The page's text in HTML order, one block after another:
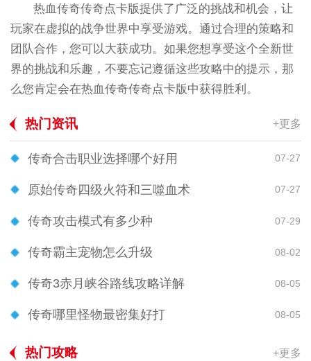
热血传奇传奇点卡版提供了广泛的挑战和机会，让
玩家在虚拟的战争世界中享受游戏。通过合理的策略和
团队合作，您可以大获成功。如果您想享受这个全新世
界的挑战和乐趣，不要忘记遵循这些攻略中的提示，那
么您肯定会在热血传奇传奇点卡版中获得胜利。
热门资讯 +更多
传奇合击职业选择哪个好用 07-27
原始传奇四级火符和三噬血术 07-27
传奇攻击模式有多少种 07-29
传奇霸主宠物怎么升级 08-02
传奇3赤月峡谷路线攻略详解 08-05
传奇哪里怪物最密集好打 08-05
热门攻略 +更多